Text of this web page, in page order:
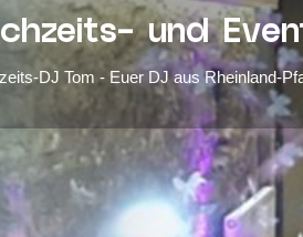
und
DJ Tom - Euer DJ aus Rheinland-